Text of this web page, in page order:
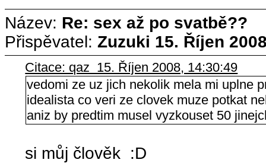
Název: Re: sex až po svatbě??
Přispěvatel: Zuzuki 15. Říjen
Citace: qaz 15. Říjen 2008, 14:30:49
vedomi ze uz jich nekolik mela mi uplne
idealista co veri ze clovek muze potkat
aniz by predtim musel vyzkouset 50
si můj člověk :D